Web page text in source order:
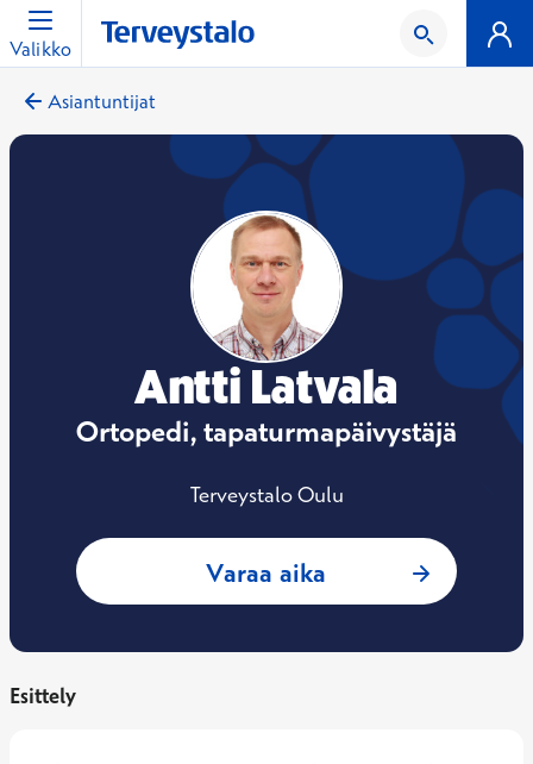
Valikko
Asiantuntijat
Antti Latvala
Ortopedi, tapaturmapäivystäjä
Terveystalo Oulu
Varaa aika : Antti Latvala,
Esittely